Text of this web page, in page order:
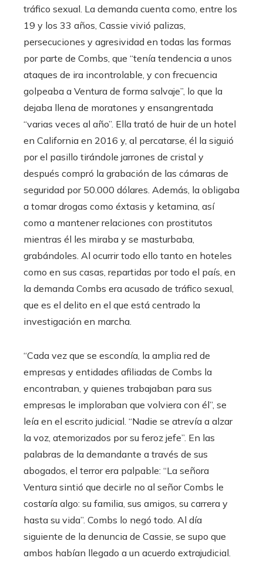
tráfico sexual. La demanda cuenta como, entre los
19 y los 33 años, Cassie vivió palizas,
persecuciones y agresividad en todas las formas
por parte de Combs, que “tenía tendencia a unos
ataques de ira incontrolable, y con frecuencia
golpeaba a Ventura de forma salvaje”, lo que la
dejaba llena de moratones y ensangrentada
“varias veces al año”. Ella trató de huir de un hotel
en California en 2016 y, al percatarse, él la siguió
por el pasillo tirándole jarrones de cristal y
después compró la grabación de las cámaras de
seguridad por 50.000 dólares. Además, la obligaba
a tomar drogas como éxtasis y ketamina, así
como a mantener relaciones con prostitutos
mientras él les miraba y se masturbaba,
grabándoles. Al ocurrir todo ello tanto en hoteles
como en sus casas, repartidas por todo el país, en
la demanda Combs era acusado de tráfico sexual,
que es el delito en el que está centrado la
investigación en marcha.
“Cada vez que se escondía, la amplia red de
empresas y entidades afiliadas de Combs la
encontraban, y quienes trabajaban para sus
empresas le imploraban que volviera con él”, se
leía en el escrito judicial. “Nadie se atrevía a alzar
la voz, atemorizados por su feroz jefe”. En las
palabras de la demandante a través de sus
abogados, el terror era palpable: “La señora
Ventura sintió que decirle no al señor Combs le
costaría algo: su familia, sus amigos, su carrera y
hasta su vida”. Combs lo negó todo. Al día
siguiente de la denuncia de Cassie, se supo que
ambos habían llegado a un acuerdo extrajudicial.